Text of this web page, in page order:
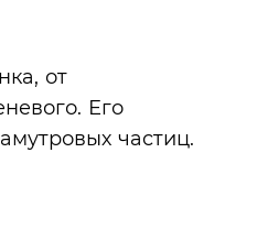
от
Его
частиц.